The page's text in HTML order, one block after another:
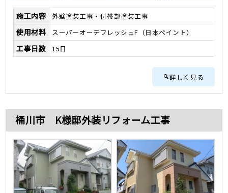
施工内容 外壁塗装工事・付帯部塗装工事
使用材料 スーパーオーデフレッシュF（日本ペイント）
工事日数 15日
詳しく見る
桶川市 K様邸外装リフォーム工事